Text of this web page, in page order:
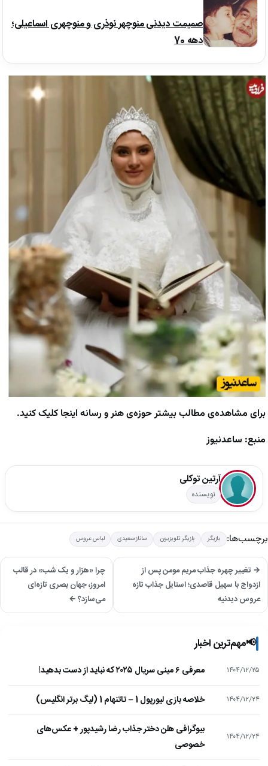
صمیمت دیدنی منوچهر نوذری و منوچهری اسماعیلی؛
دهه 70
برای مشاهده‌ی مطالب بیشتر حوزه‌یهنر و رسانه اینجا کلیک کنید.
منبع: ساعدنیوز
آرتین توکلی
نویسنده
برچسب‌ها: بازیگر بازیگر تلویزیون ساناز سعیدی لباس عروس
→ تغییر چهره جذاب مریم مومن پس از
ازدواج با سهیل قاصدی؛ استایل جذاب تازه
عروس دیدنیه
چرا «هزار و یک شب» در قالب
امروز، جهان بصری تازه‌ای
می‌سازد؟ ←
📢مهم‌ترین اخبار
۱۴۰۴/۱۲/۲۵ معرفی ۶ مینی سریال ۲۰۲۵ که نباید از دست بدهید!
۱۴۰۴/۱۲/۲۴ خلاصه بازی لیورپول 1 – تاتنهام 1 (لیگ برتر انگلیس)
۱۴۰۴/۱۲/۲۴
بیوگرافی هلن دختر جذاب رضا رشیدپور + عکس‌های
خصوصی